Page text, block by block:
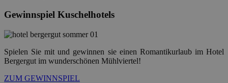
Gewinnspiel Kuschelhotels
Spielen Sie mit und gewinnen sie einen Romantikurlaub im Hotel
Bergergut im wunderschönen Mühlviertel!
ZUM GEWINNSPIEL